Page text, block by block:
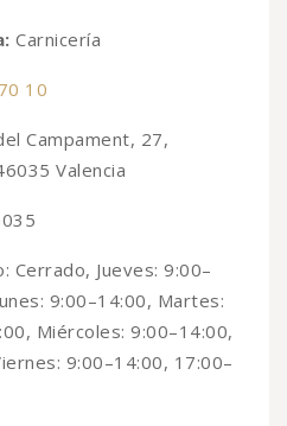
Carnicería
10
Campament, 27,
Valencia
Cerrado, Jueves: 9:00–
9:00–14:00, Martes:
Miércoles: 9:00–14:00,
9:00–14:00, 17:00–